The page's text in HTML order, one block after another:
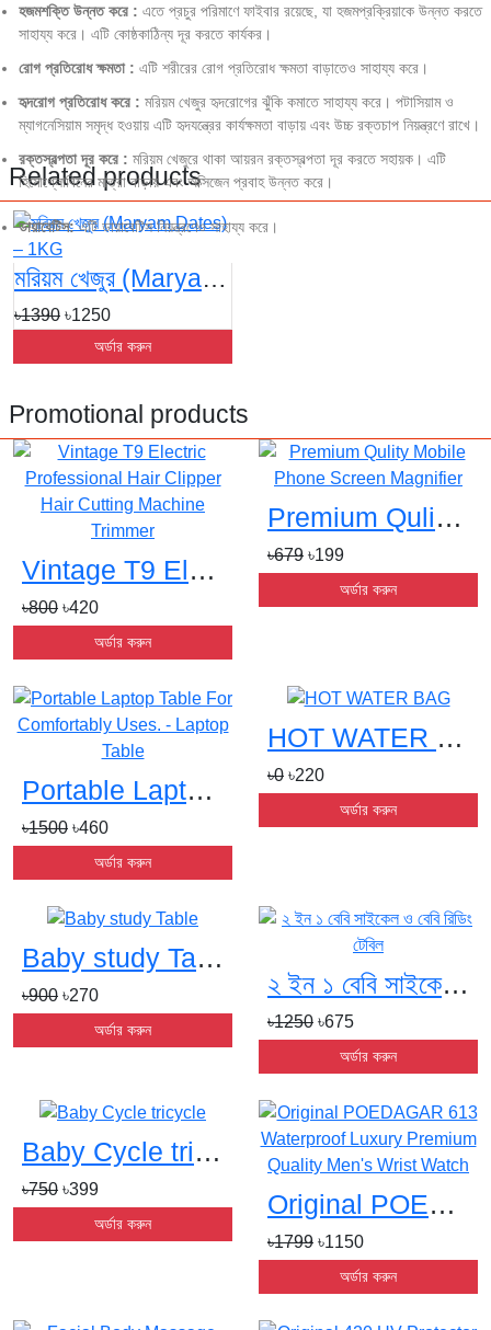
হজমশক্তি উন্নত করে : এতে প্রচুর পরিমাণে ফাইবার রয়েছে, যা হজমপ্রক্রিয়াকে উন্নত করতে
সাহায্য করে। এটি কোষ্ঠকাঠিন্য দূর করতে কার্যকর।
রোগ প্রতিরোধ ক্ষমতা : এটি শরীরের রোগ প্রতিরোধ ক্ষমতা বাড়াতেও সাহায্য করে।
হৃদরোগ প্রতিরোধ করে : মরিয়ম খেজুর হৃদরোগের ঝুঁকি কমাতে সাহায্য করে। পটাসিয়াম ও
ম্যাগনেসিয়াম সমৃদ্ধ হওয়ায় এটি হৃদযন্ত্রের কার্যক্ষমতা বাড়ায় এবং উচ্চ রক্তচাপ নিয়ন্ত্রণে রাখে।
রক্তস্বল্পতা দূর করে : মরিয়ম খেজুরে থাকা আয়রন রক্তস্বল্পতা দূর করতে সহায়ক। এটি
হিমোগ্লোবিনের মাত্রা বাড়ায় এবং অক্সিজেন প্রবাহ উন্নত করে।
ডায়াবেটিস:এটি ডায়াবেটিস নিয়ন্ত্রণেও সাহায্য করে।
Related products
মরিয়ম খেজুর (Maryam Dates) – 1KG
৳1390 ৳1250
অর্ডার করুন
Promotional products
Vintage T9 Electric Professional Hair Clipper Hair Cutting Machine Trimmers
৳800 ৳420
অর্ডার করুন
Premium Qulity Mobile Phone Screen Magnifiers
৳679 ৳199
অর্ডার করুন
Portable Laptop Table For Comfortably Uses. - Laptop Tables
৳1500 ৳460
অর্ডার করুন
HOT WATER BAGs
৳0 ৳220
অর্ডার করুন
Baby study Tables
৳900 ৳270
অর্ডার করুন
২ ইন ১ বেবি সাইকেল ও বেবি রিডিং টেবিলs
৳1250 ৳675
অর্ডার করুন
Baby Cycle tricycles
৳750 ৳399
অর্ডার করুন
Original POEDAGAR 613 Waterproof Luxury Premium Quality Men's Wrist Watchs
৳1799 ৳1150
অর্ডার করুন